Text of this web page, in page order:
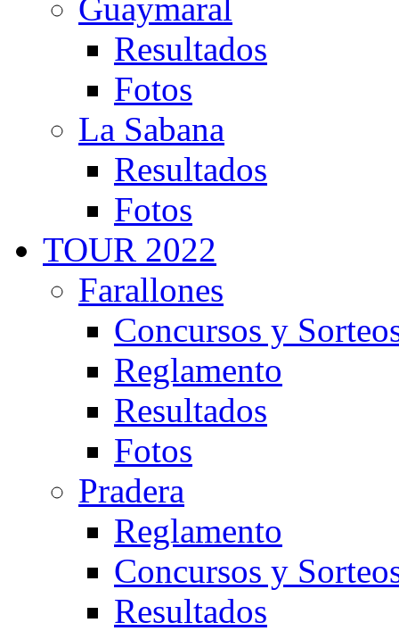
Guaymaral
Resultados
Fotos
La Sabana
Resultados
Fotos
TOUR 2022
Farallones
Concursos y
Reglamento
Resultados
Fotos
Pradera
Reglamento
Concursos y
Resultados